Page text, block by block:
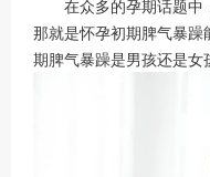
在众多的孕期话题中
那就是怀孕初期脾气暴
期脾气暴躁是男孩还是女